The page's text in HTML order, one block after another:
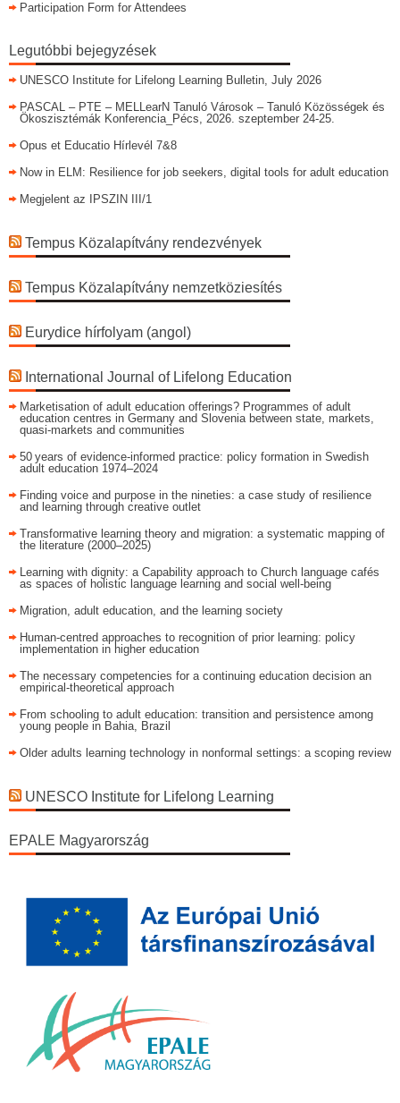
Participation Form for Attendees
Legutóbbi bejegyzések
UNESCO Institute for Lifelong Learning Bulletin, July 2026
PASCAL – PTE – MELLearN Tanuló Városok – Tanuló Közösségek és
Ökoszisztémák Konferencia_Pécs, 2026. szeptember 24-25.
Opus et Educatio Hírlevél 7&8
Now in ELM: Resilience for job seekers, digital tools for adult education
Megjelent az IPSZIN III/1
Tempus Közalapítvány rendezvények
Tempus Közalapítvány nemzetköziesítés
Eurydice hírfolyam (angol)
International Journal of Lifelong Education
Marketisation of adult education offerings? Programmes of adult
education centres in Germany and Slovenia between state, markets,
quasi-markets and communities
50 years of evidence‑informed practice: policy formation in Swedish
adult education 1974–2024
Finding voice and purpose in the nineties: a case study of resilience
and learning through creative outlet
Transformative learning theory and migration: a systematic mapping of
the literature (2000–2025)
Learning with dignity: a Capability approach to Church language cafés
as spaces of holistic language learning and social well-being
Migration, adult education, and the learning society
Human-centred approaches to recognition of prior learning: policy
implementation in higher education
The necessary competencies for a continuing education decision an
empirical-theoretical approach
From schooling to adult education: transition and persistence among
young people in Bahia, Brazil
Older adults learning technology in nonformal settings: a scoping review
UNESCO Institute for Lifelong Learning
EPALE Magyarország